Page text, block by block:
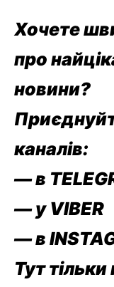
Хочете
про
новини?
каналів:
— в
— у VIBER
— в
Тут